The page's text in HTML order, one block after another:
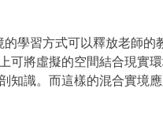
學習方式可以釋放老師
可將虛擬的空間結合現實
知識。而這樣的混合實境